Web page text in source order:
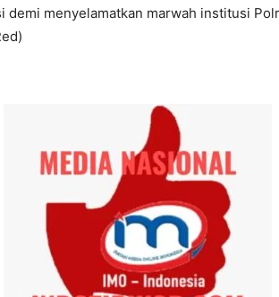
menyelamatkan marwah institusi